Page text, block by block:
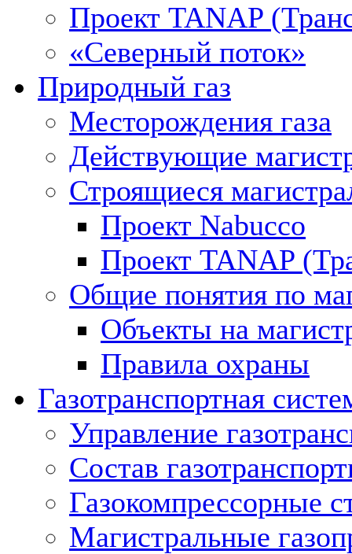
Проект TANAP
«Северный поток»
Природный газ
Месторождения газа
Действующие
Строящиеся
Проект Nabucco
Проект TANAP
Общие понятия по
Объекты на
Правила охраны
Газотранспортная
Управление
Состав
Газокомпрессорные
Магистральные